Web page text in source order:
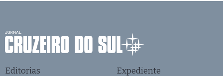
Editorias Expediente